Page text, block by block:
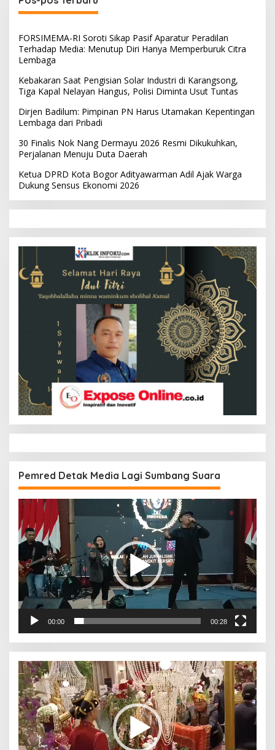
FORSIMEMA-RI Soroti Sikap Pasif Aparatur Peradilan
Terhadap Media: Menutup Diri Hanya Memperburuk Citra
Lembaga
Kebakaran Saat Pengisian Solar Industri di Karangsong,
Tiga Kapal Nelayan Hangus, Polisi Diminta Usut Tuntas
Dirjen Badilum: Pimpinan PN Harus Utamakan Kepentingan
Lembaga dari Pribadi
30 Finalis Nok Nang Dermayu 2026 Resmi Dikukuhkan,
Perjalanan Menuju Duta Daerah
Ketua DPRD Kota Bogor Adityawarman Adil Ajak Warga
Dukung Sensus Ekonomi 2026
Pemred Detak Media Lagi Sumbang Suara
Pemutar
Video
00:00 00:28
Pemutar
Video